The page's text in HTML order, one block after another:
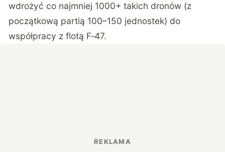
wdrożyć co najmniej 1000+ takich dronów (z
początkową partią 100–150 jednostek) do
współpracy z flotą F‑47.